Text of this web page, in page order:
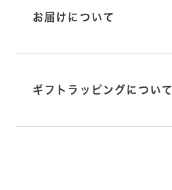
お届けについて
ギフトラッピングについて